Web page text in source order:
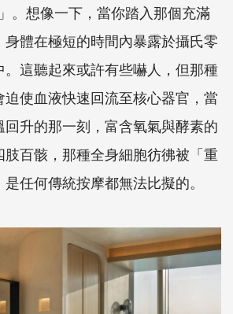
。想像一下，當你踏入那個充滿
體在極短的時間內暴露於攝氏零
這聽起來或許有些嚇人，但那種
使血液快速回流至核心器官，當
升的那一刻，富含氧氣與酵素的
肢百骸，那種全身細胞彷彿被「重
任何傳統按摩都無法比擬的。